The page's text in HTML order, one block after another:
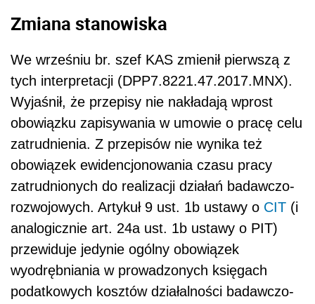
Zmiana stanowiska
We wrześniu br. szef KAS zmienił pierwszą z
tych interpretacji (DPP7.8221.47.2017.MNX).
Wyjaśnił, że przepisy nie nakładają wprost
obowiązku zapisywania w umowie o pracę celu
zatrudnienia. Z przepisów nie wynika też
obowiązek ewidencjonowania czasu pracy
zatrudnionych do realizacji działań badawczo-
rozwojowych. Artykuł 9 ust. 1b ustawy o CIT (i
analogicznie art. 24a ust. 1b ustawy o PIT)
przewiduje jedynie ogólny obowiązek
wyodrębniania w prowadzonych księgach
podatkowych kosztów działalności badawczo-